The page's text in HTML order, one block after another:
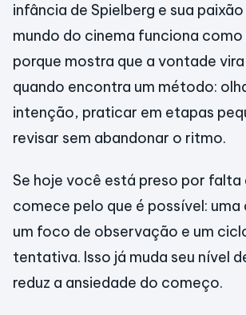
infância de Spielberg e sua
mundo do cinema funciona
porque mostra que a vontade
quando encontra um método:
intenção, praticar em etapas
revisar sem abandonar o ritmo.
Se hoje você está preso por falta
comece pelo que é possível:
um foco de observação e um
tentativa. Isso já muda seu nível
reduz a ansiedade do começo.